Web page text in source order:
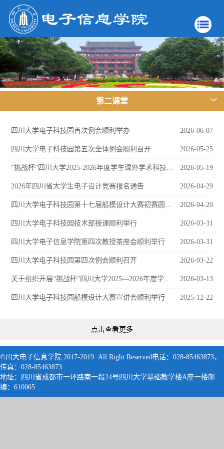
第二课堂
2026-06-07
四川大学电子科技园首次例会顺利举办
2026-05-25
四川大学电子科技园第五次全体例会顺利召开
2026-05-19
2026-04-29
2026年四川省大学生电子设计竞赛报名通告
2026-04-20
2026-03-31
四川大学电子科技园技术部授课顺利举行
2026-03-31
四川大学电子信息学院第四次教授茶座会顺利举行
2026-03-22
四川大学电子科技园第四次例会顺利召开
2026-03-13
2025-12-22
四川大学电子科技园船模设计大赛宣讲会顺利举行
点击查看更多
©川大电子信息学院 2017-2019 All Right Reserved电话：028-85463873，
传真：028-85463873
地址：四川省成都市一环路南一段24号四川大学基础教学楼A座一楼邮
编：610065